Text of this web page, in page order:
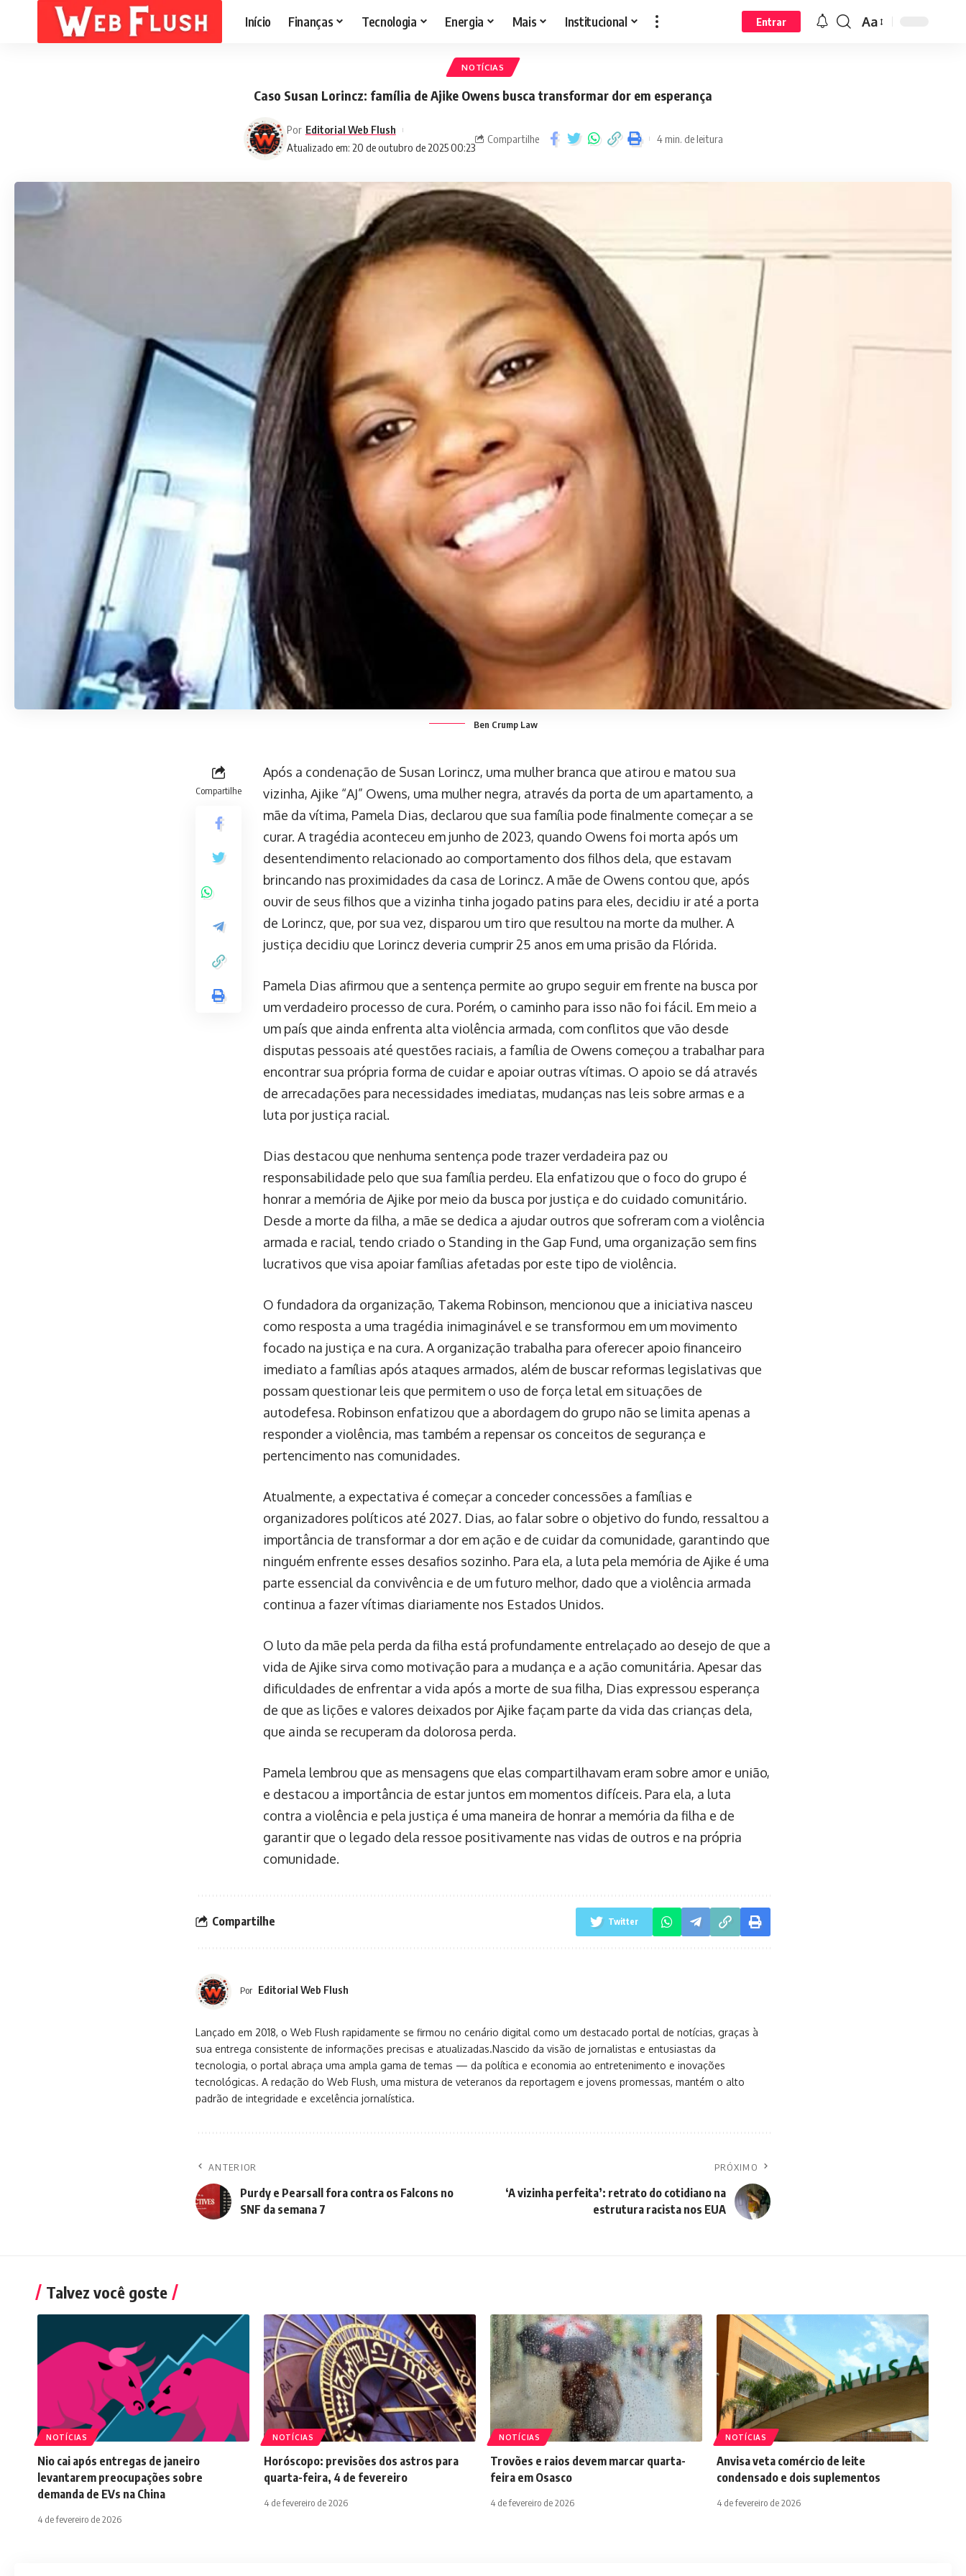
Início Finanças Tecnologia Energia Mais Institucional Entrar Aa
NOTÍCIAS
Caso Susan Lorincz: família de Ajike Owens busca transformar dor em esperança
Atualizado em: 20 de outubro de 2025 00:23
Por Editorial Web Flush
Compartilhe 4 min. de leitura
Ben Crump Law
Compartilhe
Após a condenação de Susan Lorincz, uma mulher branca que atirou e matou sua
vizinha, Ajike “AJ” Owens, uma mulher negra, através da porta de um apartamento, a
mãe da vítima, Pamela Dias, declarou que sua família pode finalmente começar a se
curar. A tragédia aconteceu em junho de 2023, quando Owens foi morta após um
desentendimento relacionado ao comportamento dos filhos dela, que estavam
brincando nas proximidades da casa de Lorincz. A mãe de Owens contou que, após
ouvir de seus filhos que a vizinha tinha jogado patins para eles, decidiu ir até a porta
de Lorincz, que, por sua vez, disparou um tiro que resultou na morte da mulher. A
justiça decidiu que Lorincz deveria cumprir 25 anos em uma prisão da Flórida.
Pamela Dias afirmou que a sentença permite ao grupo seguir em frente na busca por
um verdadeiro processo de cura. Porém, o caminho para isso não foi fácil. Em meio a
um país que ainda enfrenta alta violência armada, com conflitos que vão desde
disputas pessoais até questões raciais, a família de Owens começou a trabalhar para
encontrar sua própria forma de cuidar e apoiar outras vítimas. O apoio se dá através
de arrecadações para necessidades imediatas, mudanças nas leis sobre armas e a
luta por justiça racial.
Dias destacou que nenhuma sentença pode trazer verdadeira paz ou
responsabilidade pelo que sua família perdeu. Ela enfatizou que o foco do grupo é
honrar a memória de Ajike por meio da busca por justiça e do cuidado comunitário.
Desde a morte da filha, a mãe se dedica a ajudar outros que sofreram com a violência
armada e racial, tendo criado o Standing in the Gap Fund, uma organização sem fins
lucrativos que visa apoiar famílias afetadas por este tipo de violência.
O fundadora da organização, Takema Robinson, mencionou que a iniciativa nasceu
como resposta a uma tragédia inimaginável e se transformou em um movimento
focado na justiça e na cura. A organização trabalha para oferecer apoio financeiro
imediato a famílias após ataques armados, além de buscar reformas legislativas que
possam questionar leis que permitem o uso de força letal em situações de
autodefesa. Robinson enfatizou que a abordagem do grupo não se limita apenas a
responder a violência, mas também a repensar os conceitos de segurança e
pertencimento nas comunidades.
Atualmente, a expectativa é começar a conceder concessões a famílias e
organizadores políticos até 2027. Dias, ao falar sobre o objetivo do fundo, ressaltou a
importância de transformar a dor em ação e de cuidar da comunidade, garantindo que
ninguém enfrente esses desafios sozinho. Para ela, a luta pela memória de Ajike é uma
parte essencial da convivência e de um futuro melhor, dado que a violência armada
continua a fazer vítimas diariamente nos Estados Unidos.
O luto da mãe pela perda da filha está profundamente entrelaçado ao desejo de que a
vida de Ajike sirva como motivação para a mudança e a ação comunitária. Apesar das
dificuldades de enfrentar a vida após a morte de sua filha, Dias expressou esperança
de que as lições e valores deixados por Ajike façam parte da vida das crianças dela,
que ainda se recuperam da dolorosa perda.
Pamela lembrou que as mensagens que elas compartilhavam eram sobre amor e união,
e destacou a importância de estar juntos em momentos difíceis. Para ela, a luta
contra a violência e pela justiça é uma maneira de honrar a memória da filha e de
garantir que o legado dela ressoe positivamente nas vidas de outros e na própria
comunidade.
Compartilhe Twitter
Por Editorial Web Flush
Lançado em 2018, o Web Flush rapidamente se firmou no cenário digital como um destacado portal de notícias, graças à
sua entrega consistente de informações precisas e atualizadas.Nascido da visão de jornalistas e entusiastas da
tecnologia, o portal abraça uma ampla gama de temas — da política e economia ao entretenimento e inovações
tecnológicas. A redação do Web Flush, uma mistura de veteranos da reportagem e jovens promessas, mantém o alto
padrão de integridade e excelência jornalística.
ANTERIOR
Purdy e Pearsall fora contra os Falcons no
SNF da semana 7
PRÓXIMO
‘A vizinha perfeita’: retrato do cotidiano na
estrutura racista nos EUA
Talvez você goste
NOTÍCIAS
Nio cai após entregas de janeiro
levantarem preocupações sobre
demanda de EVs na China
4 de fevereiro de 2026
NOTÍCIAS
Horóscopo: previsões dos astros para
quarta-feira, 4 de fevereiro
4 de fevereiro de 2026
NOTÍCIAS
Trovões e raios devem marcar quarta-
feira em Osasco
4 de fevereiro de 2026
NOTÍCIAS
Anvisa veta comércio de leite
condensado e dois suplementos
4 de fevereiro de 2026